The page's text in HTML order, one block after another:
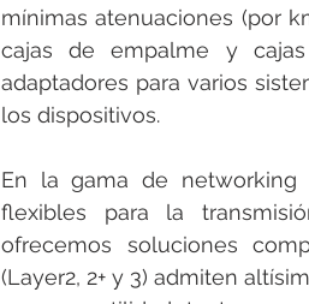
mínimas atenuaciones (por
cajas de empalme y
adaptadores para varios
los dispositivos.
En la gama de networking
flexibles para la
ofrecemos soluciones
(Layer2, 2+ y 3) admiten